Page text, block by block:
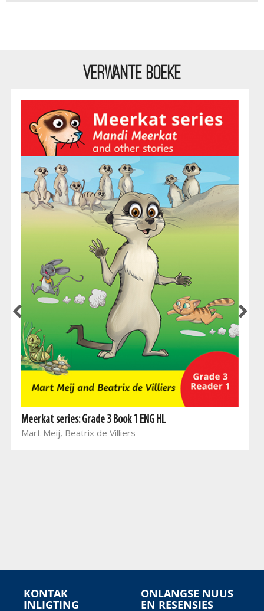
VERWANTE BOEKE
Meerkat series: Grade 3 Book 1 ENG HL
Mart Meij, Beatrix de Villiers
KONTAK
INLIGTING
ONLANGSE NUUS
EN RESENSIES